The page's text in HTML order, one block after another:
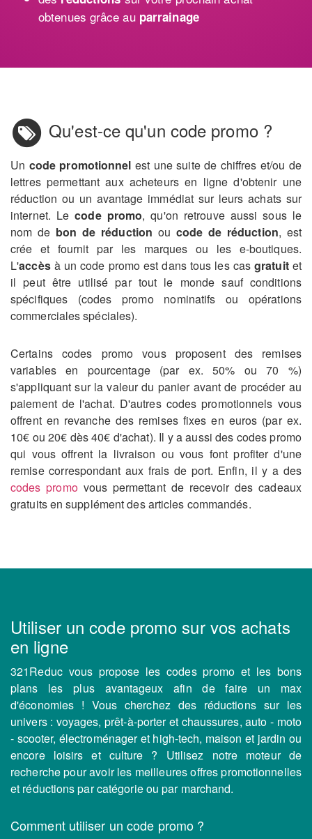
obtenues grâce au parrainage
Qu'est-ce qu'un code promo ?
Un code promotionnel est une suite de chiffres et/ou de
lettres permettant aux acheteurs en ligne d'obtenir une
réduction ou un avantage immédiat sur leurs achats sur
internet. Lecode promo, qu'on retrouve aussi sous le
nom de bon de réduction ou code de réduction, est
crée et fournit par les marques ou les e-boutiques.
L'accèsà un code promo est dans tous les casgratuitet
il peut être utilisé par tout le monde sauf conditions
spécifiques (codes promo nominatifs ou opérations
commerciales spéciales).
Certains codes promo vous proposent des remises
variables en pourcentage (par ex. 50% ou 70 %)
s'appliquant sur la valeur du panier avant de procéder au
paiement de l'achat. D'autres codes promotionnels vous
offrent en revanche des remises fixes en euros (par ex.
10€ ou 20€ dès 40€ d'achat). Il y a aussi des codes promo
qui vous offrent la livraison ou vous font profiter d'une
remise correspondant aux frais de port. Enfin, il y a des
codes promovous permettant de recevoir des cadeaux
gratuits en supplément des articles commandés.
Utiliser un code promo sur vos achats
en ligne
321Reduc vous propose les codes promo et les bons
plans les plus avantageux afin de faire un max
d'économies ! Vous cherchez des réductions sur les
univers : voyages, prêt-à-porter et chaussures, auto - moto
- scooter, électroménager et high-tech, maison et jardin ou
encore loisirs et culture ? Utilisez notre moteur de
recherche pour avoir les meilleures offres promotionnelles
et réductions par catégorie ou par marchand.
Comment utiliser un code promo ?